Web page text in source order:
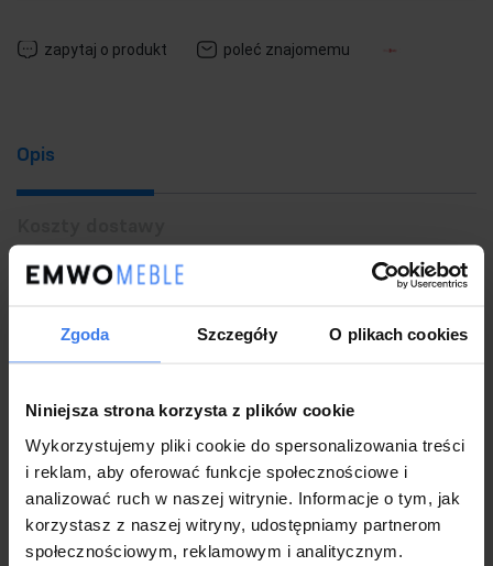
Zgoda Szczegóły O plikach cookies
Niniejsza strona korzysta z plików cookie
Wykorzystujemy pliki cookie do spersonalizowania treści
i reklam, aby oferować funkcje społecznościowe i
analizować ruch w naszej witrynie. Informacje o tym, jak
korzystasz z naszej witryny, udostępniamy partnerom
społecznościowym, reklamowym i analitycznym.
zapytaj o produkt poleć znajomemu
Opis
Zwrot
stół rozkładany, wymiary: 102-142/102/76 cm, materiał: płyta
meblowa okleinowana / MDF okleinowany, kolor: blat - czarny, nogi
- czarny